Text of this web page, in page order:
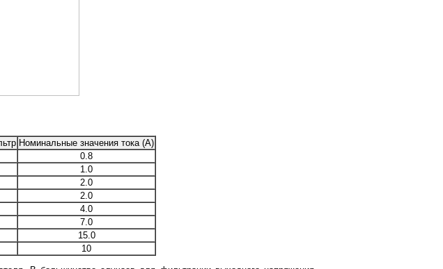
Номинальные значения тока (А)
0.8
1.0
2.0
2.0
4.0
7.0
15.0
10